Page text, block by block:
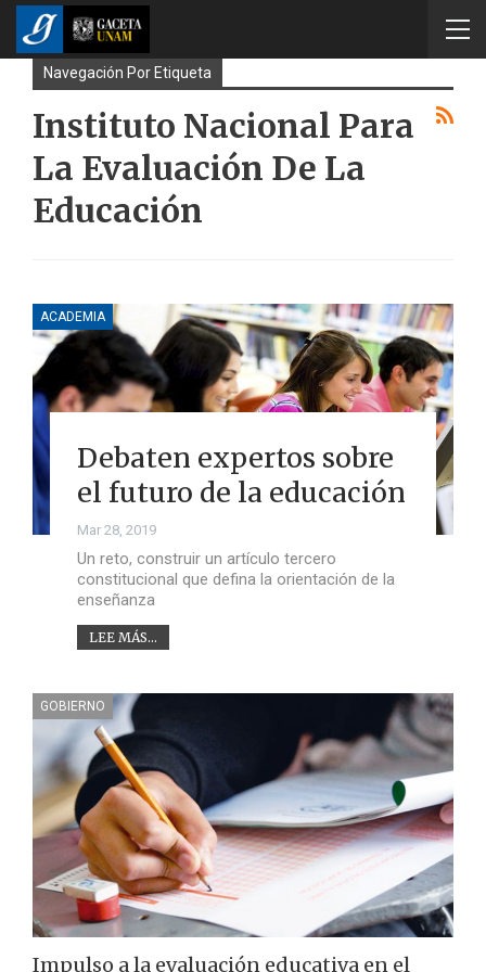
Navegación Por Etiqueta
Instituto Nacional Para
La Evaluación De La
Educación
ACADEMIA
Debaten expertos sobre
el futuro de la educación
Mar 28, 2019
Un reto, construir un artículo tercero
constitucional que defina la orientación de la
enseñanza
LEE MÁS...
GOBIERNO
Impulso a la evaluación educativa en el